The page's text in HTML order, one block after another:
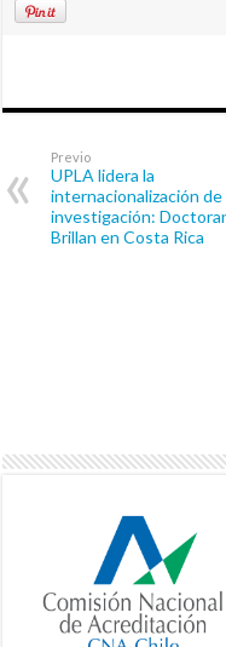
Previo
UPLA lidera la
internacionalización de
investigación:
Brillan en Costa Rica